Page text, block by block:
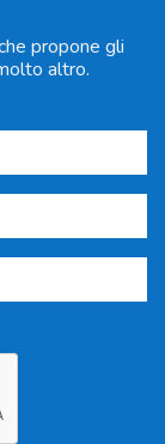
propone gli
altro.